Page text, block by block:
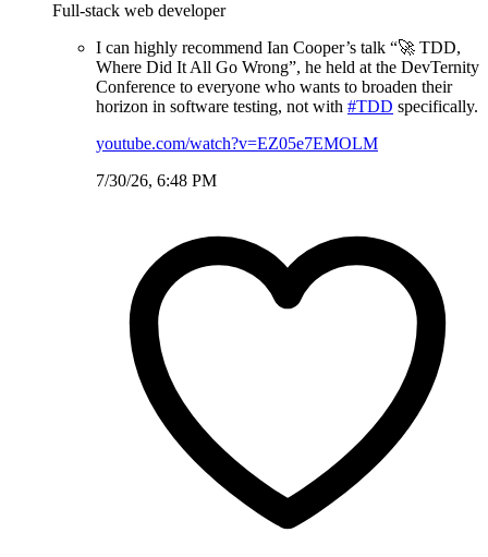
Full-stack web developer
I can highly recommend Ian Cooper’s talk “🚀 TDD,
Where Did It All Go Wrong”, he held at the DevTernity
Conference to everyone who wants to broaden their
horizon in software testing, not with #TDD specifically.
youtube.com/watch?v=EZ05e7EMOLM
7/30/26, 6:48 PM